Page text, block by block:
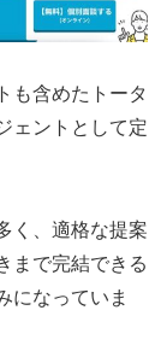
も含めたトータ
ェントとして定
く、適格な提案
まで完結できる
になっていま